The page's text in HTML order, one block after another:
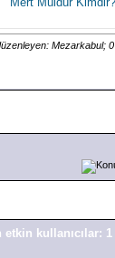
Mezarkabul;
kullanıcılar: 1